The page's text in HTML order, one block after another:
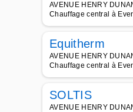
AVENUE HENRY
Chauffage central à
Equitherm
AVENUE HENRY
Chauffage central à
SOLTIS
AVENUE HENRY